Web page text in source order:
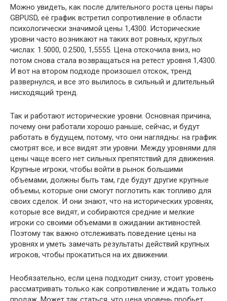
Можно увидеть, как после длительного роста цены пары
GBPUSD, её график встретил сопротивление в области
психологически значимой цены 1,4300. Исторические
уровни часто возникают на таких вот ровных, круглых
числах: 1.5000, 0.2500, 1,5555. Цена отскочила вниз, но
потом снова стала возвращаться на ретест уровня 1,4300.
И вот на втором подходе произошел отскок, тренд
развернулся, и все это вылилось в сильный и длительный
нисходящий тренд.
Так и работают исторические уровни. Основная причина,
почему они работали хорошо раньше, сейчас, и будут
работать в будущем, потому, что они наглядны: на график
смотрят все, и все видят эти уровни. Между уровнями для
цены чаще всего нет сильных препятствий для движения.
Крупные игроки, чтобы войти в рынок большими
объемами, должны быть там, где будут другие крупные
объемы, которые они смогут поглотить как топливо для
своих сделок. И они знают, что на исторических уровнях,
которые все видят, и собираются средние и мелкие
игроки со своими объемами в ожидании активностей.
Поэтому так важно отслеживать поведение цены на
уровнях и уметь замечать результаты действий крупных
игроков, чтобы прокатиться на их движении.
Необязательно, если цена подходит снизу, стоит уровень
рассматривать только как сопротивление и ждать только